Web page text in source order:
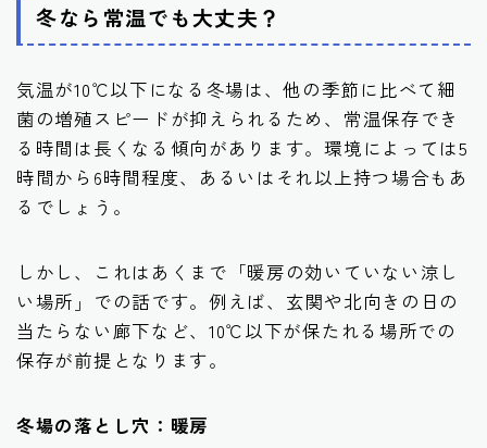
冬なら常温でも大丈夫？
気温が10℃以下になる冬場は、他の季節に比べて細
菌の増殖スピードが抑えられるため、常温保存でき
る時間は長くなる傾向があります。環境によっては5
時間から6時間程度、あるいはそれ以上持つ場合もあ
るでしょう。
しかし、これはあくまで「暖房の効いていない涼し
い場所」での話です。例えば、玄関や北向きの日の
当たらない廊下など、10℃以下が保たれる場所での
保存が前提となります。
冬場の落とし穴：暖房